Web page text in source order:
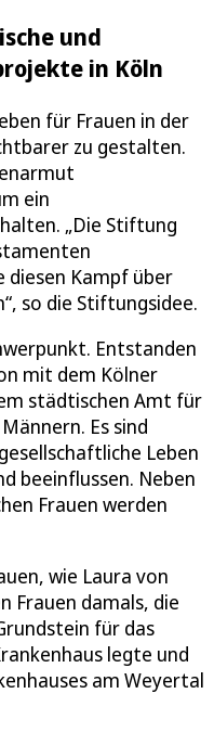
und
in Köln
für Frauen in der
zu gestalten.
ein
„Die Stiftung
diesen Kampf über
so die Stiftungsidee.
Entstanden
mit dem Kölner
städtischen Amt für
Es sind
Leben
beeinflussen. Neben
Frauen werden
wie Laura von
Frauen damals, die
für das
legte und
am Weyertal